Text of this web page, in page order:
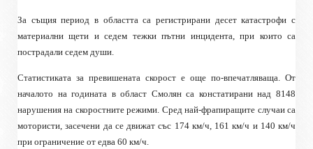
За същия период в областта са регистрирани десет катастрофи с
материални щети и седем тежки пътни инцидента, при които са
пострадали седем души.
Статистиката за превишената скорост е още по-впечатляваща. От
началото на годината в област Смолян са констатирани над 8148
нарушения на скоростните режими. Сред най-фрапиращите случаи са
мотористи, засечени да се движат със 174 км/ч, 161 км/ч и 140 км/ч
при ограничение от едва 60 км/ч.